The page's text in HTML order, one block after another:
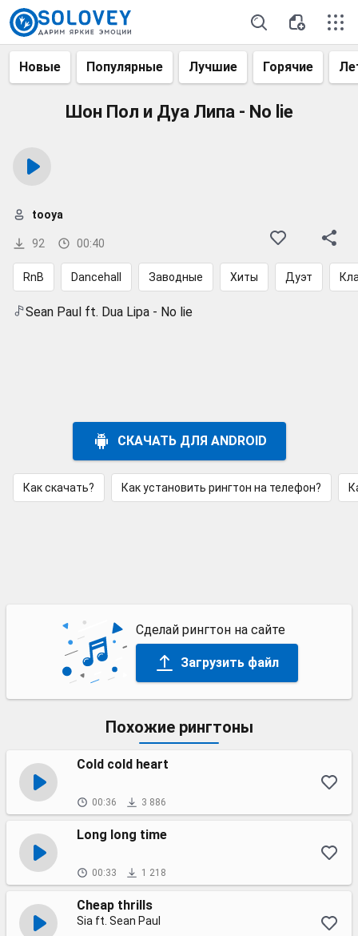
Новые Популярные Лучшие Горячие
Шон Пол и Дуа Липа - No lie
92 00:40
tooya
RnB Dancehall Заводные Хиты Дуэт
Sean Paul ft. Dua Lipa - No lie
СКАЧАТЬ ДЛЯ ANDROID
Как скачать? Как установить рингтон на телефон?
Сделай рингтон на сайте
Загрузить файл
Похожие рингтоны
Cold cold heart
00:36 3 886
Long long time
00:33 1 218
Cheap thrills
Sia ft. Sean Paul